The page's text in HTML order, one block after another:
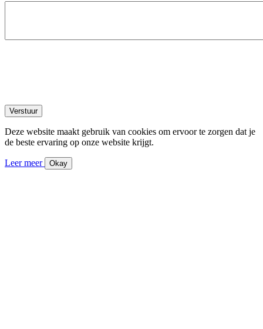
Deze website maakt gebruik van cookies om ervoor te zorgen dat je
de beste ervaring op onze website krijgt.
Leer meer Okay